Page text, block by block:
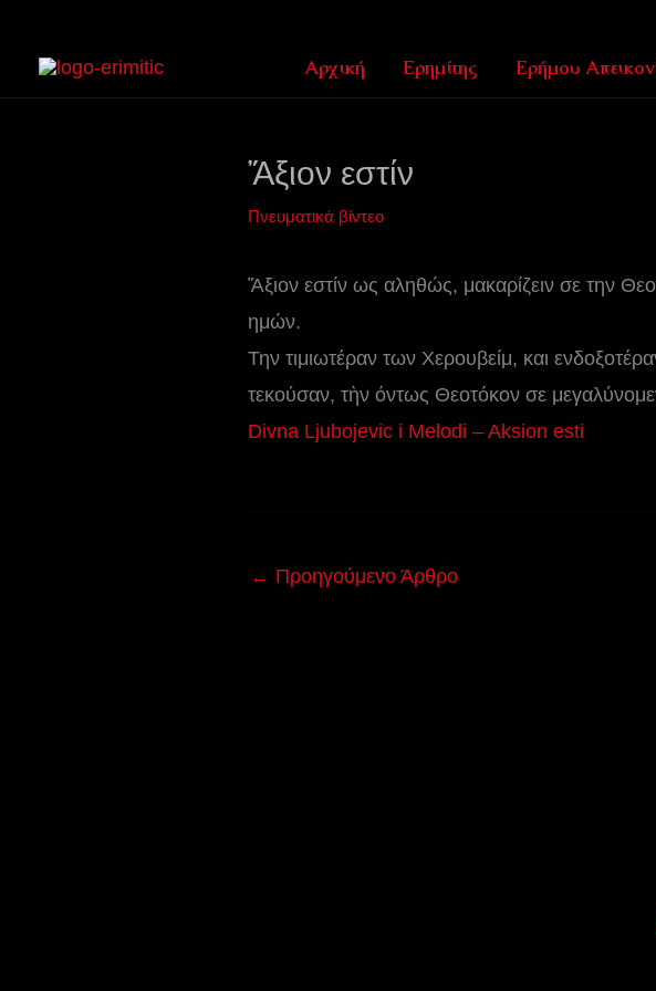
Αρχική Ερημίτης Ερήμου
Ἄξιον εστίν
Πνευματικά βίντεο
Ἄξιον εστίν ως αληθώς, μακαρίζειν σε την
ημών.
Την τιμιωτέραν των Χερουβείμ, και
τεκούσαν, τὴν όντως Θεοτόκον σε
Divna Ljubojevic i Melodi – Aksion esti
← Προηγούμενο Άρθρο